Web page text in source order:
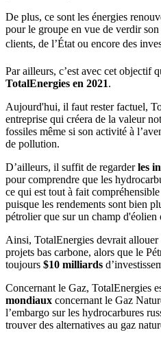
De plus, ce sont les énergies
pour le groupe en vue de verdir
clients, de l’État ou encore des
Par ailleurs, c’est avec cet objectif
TotalEnergies en 2021.
Aujourd'hui, il faut rester factuel,
entreprise qui créera de la valeur
fossiles même si son activité à
de pollution.
D’ailleurs, il suffit de regarderles
pour comprendre que les
ce qui est tout à fait
puisque les rendements sont bien
pétrolier que sur un champ d'éolien
Ainsi, TotalEnergies devrait allouer
projets bas carbone, alors que le
toujours $10 milliards
Concernant le Gaz, TotalEnergies
mondiaux concernant le Gaz
l’embargo sur les hydrocarbures
trouver des alternatives au gaz